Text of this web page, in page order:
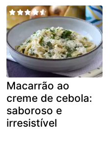
Macarrão ao
creme de cebola:
saboroso e
irresistível